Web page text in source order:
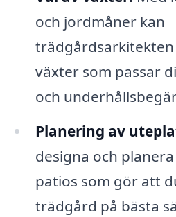
och jordmåner kan
trädgårdsarkitekten
växter som passar
och
Planering av
designa och
patios som gör att
trädgård på bästa